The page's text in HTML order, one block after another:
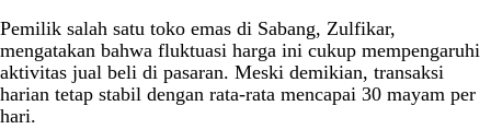
Pemilik salah satu toko emas di Sabang, Zulfikar,
mengatakan bahwa fluktuasi harga ini cukup mempengaruhi
aktivitas jual beli di pasaran. Meski demikian, transaksi
harian tetap stabil dengan rata-rata mencapai 30 mayam per
hari.